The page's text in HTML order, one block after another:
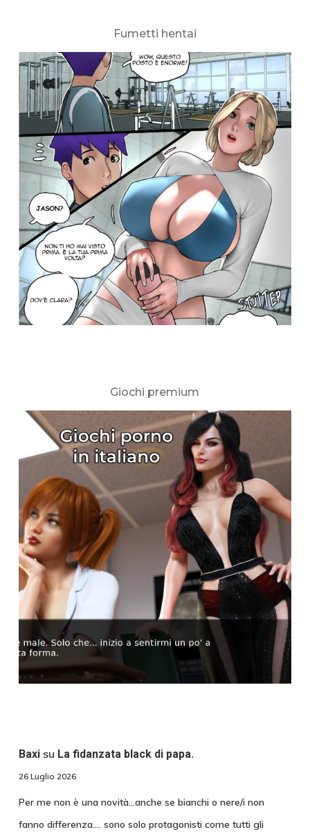
Fumetti hentai
Giochi premium
Baxisu La fidanzata black di papa.
26 Luglio 2026
Per me non è una novità...anche se bianchi o nere/i non
fanno differenza.... sono solo protagonisti come tutti gli